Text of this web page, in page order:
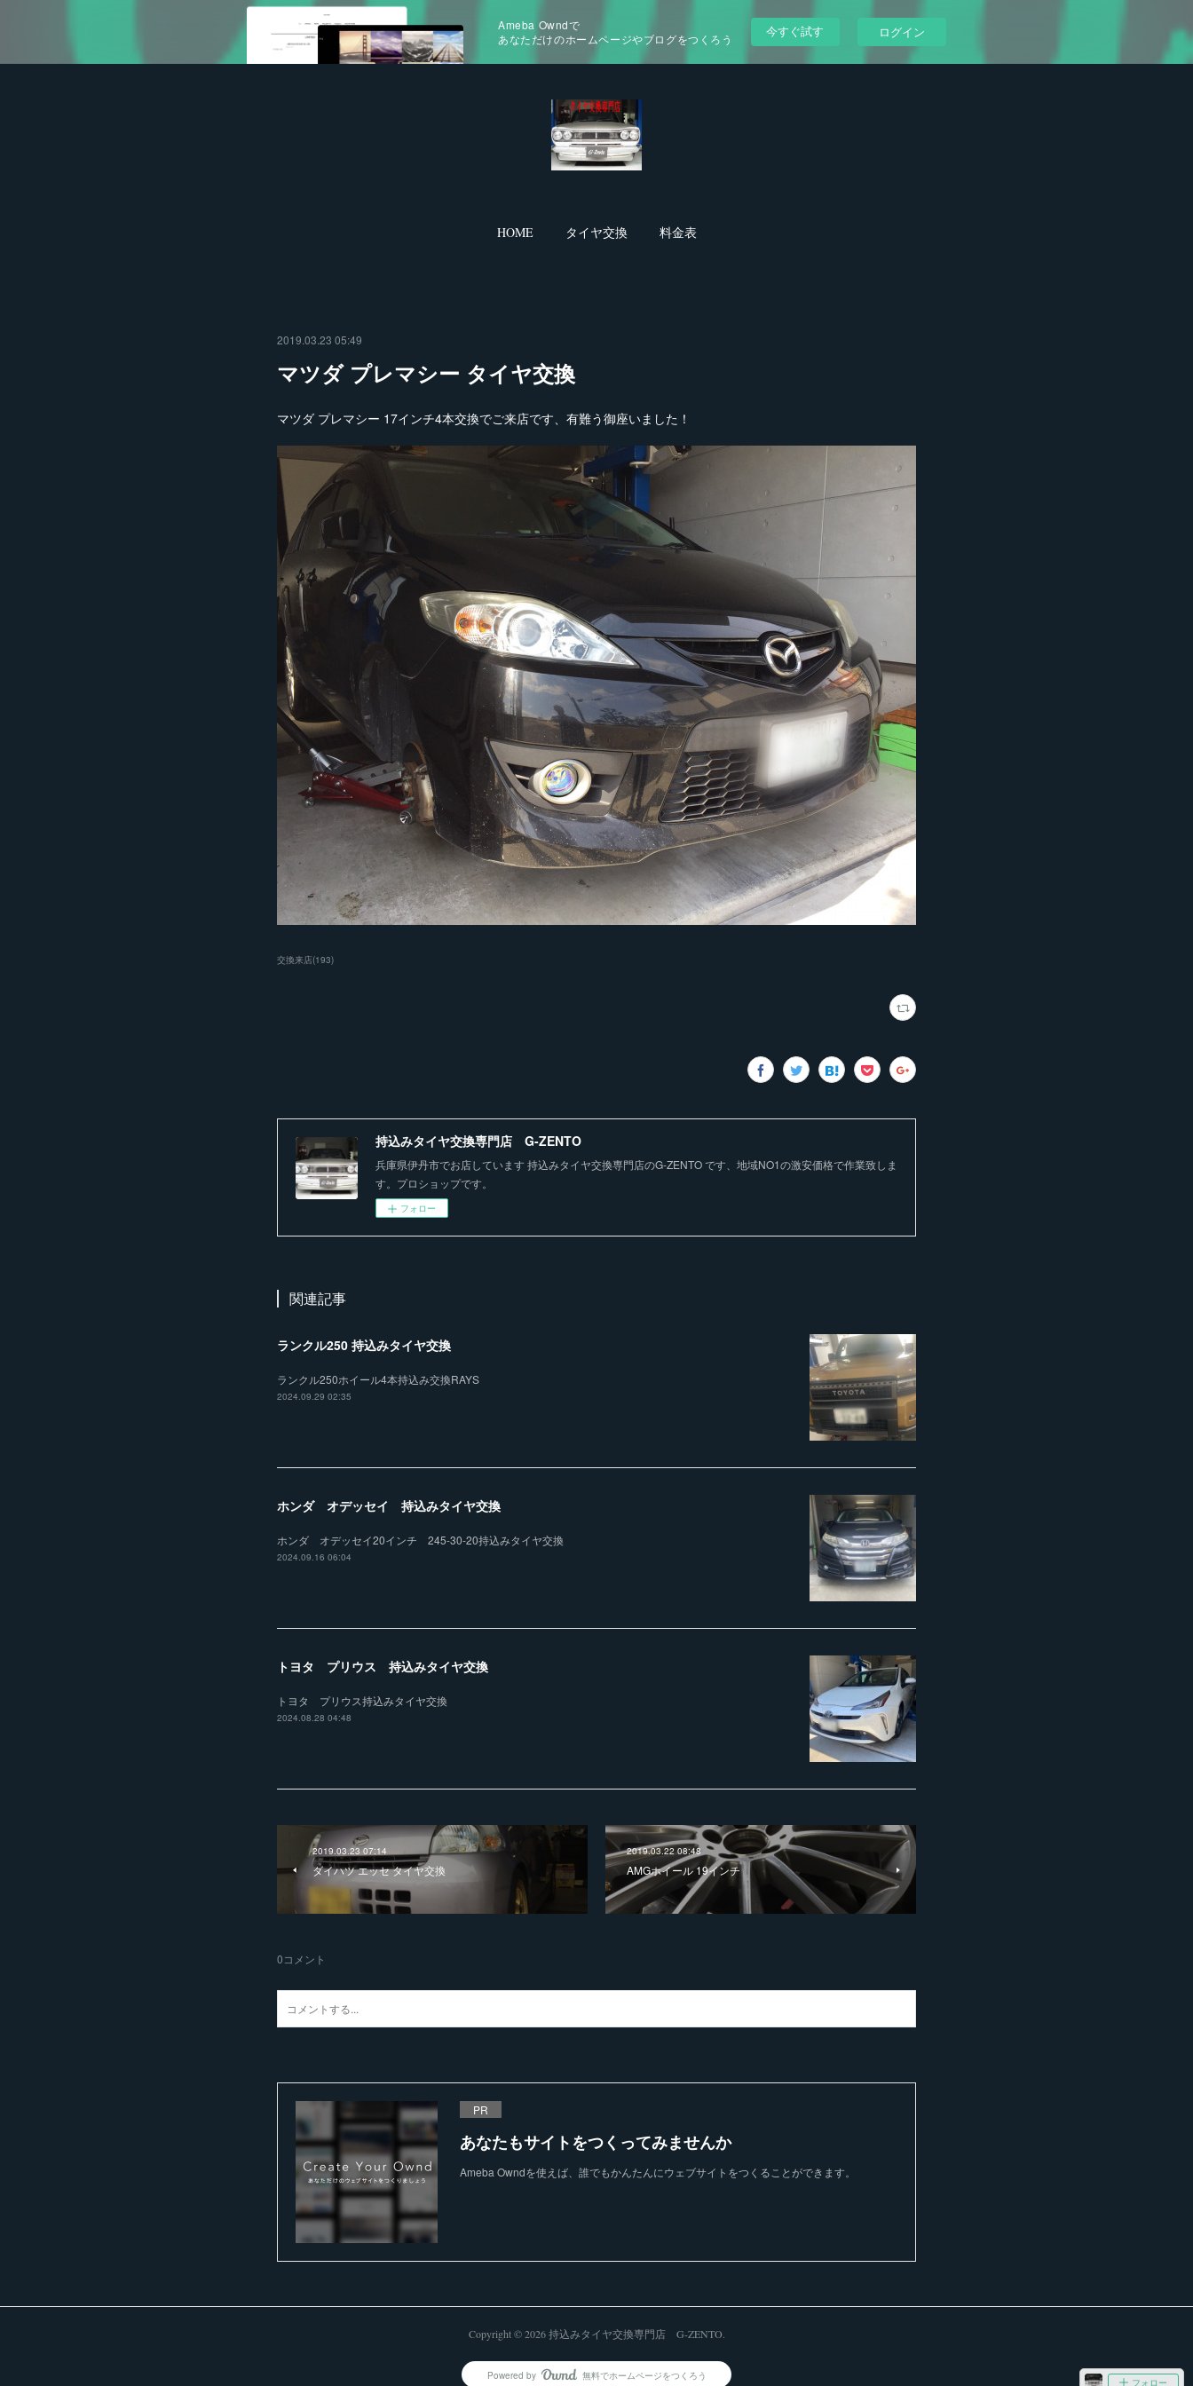
Ameba Owndで
あなただけのホームページやブログをつくろう
今すぐ試す ログイン
HOME タイヤ交換 料金表
2019.03.23 05:49
マツダ プレマシー タイヤ交換
マツダ プレマシー 17インチ4本交換でご来店です、有難う御座いました！
交換来店(193)
持込みタイヤ交換専門店 G-ZENTO
兵庫県伊丹市でお店しています 持込みタイヤ交換専門店のG-ZENTO です、地域NO1の激安価格で作業致しま
す。プロショップです。
フォロー
関連記事
ランクル250 持込みタイヤ交換
ランクル250ホイール4本持込み交換RAYS
2024.09.29 02:35
ホンダ オデッセイ 持込みタイヤ交換
ホンダ オデッセイ20インチ 245-30-20持込みタイヤ交換
2024.09.16 06:04
トヨタ プリウス 持込みタイヤ交換
トヨタ プリウス持込みタイヤ交換
2024.08.28 04:48
2019.03.23 07:14
ダイハツ エッセ タイヤ交換
2019.03.22 08:48
AMGホイール 19インチ
0コメント
PR
あなたもサイトをつくってみませんか
Ameba Owndを使えば、誰でもかんたんにウェブサイトをつくることができます。
フォロー
Copyright ©2026 持込みタイヤ交換専門店 G-ZENTO.
Powered by AmebaOwnd
無料でホームページをつくろう